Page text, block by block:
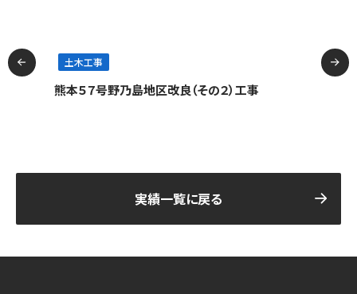
土木工事
熊本５７号野乃島地区改良（その２）工事
実績一覧に戻る